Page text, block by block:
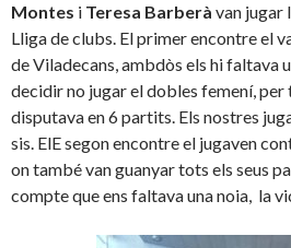
Montes i Teresa Barberà van jugar
Lliga de clubs. El primer encontre el
de Viladecans, ambdòs els hi faltava
decidir no jugar el dobles femení, per
disputava en 6 partits. Els nostres
sis. ElE segon encontre el jugaven
on també van guanyar tots els seus
compte que ens faltava una noia, la